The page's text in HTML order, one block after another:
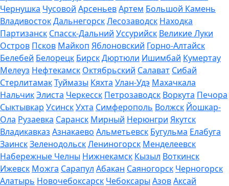
Чернушка Чусовой АрсеньевАртем Большой Камень
ВладивостокДальнегорскЛесозаводск Находка
Партизанск Спасск-Дальний Уссурийск Великие Луки
Остров Псков Майкоп Яблоновский Горно-Алтайск
Белебей Белорецк БирскДюртюли Ишимбай Кумертау
Мелеуз Нефтекамск Октябрьский Салават Сибай
СтерлитамакТуймазы Кяхта Улан-Удэ Махачкала
НальчикЭлиста Черкесск Петрозаводск Воркута Печора
Сыктывкар УсинскУхта Симферополь Волжск Йошкар-
Ола Рузаевка Саранск Мирный Нерюнгри Якутск
Владикавказ Азнакаево Альметьевск Бугульма Елабуга
ЗаинскЗеленодольскЛениногорск Менделеевск
Набережные Челны Нижнекамск Кызыл Воткинск
Ижевск Можга Сарапул Абакан Саяногорск Черногорск
Алатырь Новочебоксарск Чебоксары АзовАксай